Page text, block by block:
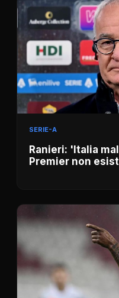
SERIE-A
Ranieri: 'Italia
Premier non